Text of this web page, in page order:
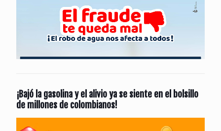
¡Bajó la gasolina y el alivio ya se siente en el bolsillo
de millones de colombianos!